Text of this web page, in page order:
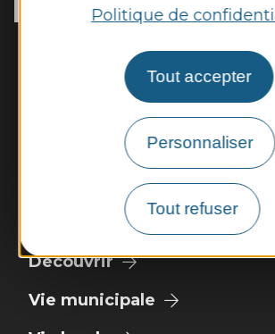
Politique de
Tout accepter
Personnaliser
Tout refuser
Tél. : 05 65 80
Horaires d'ouverture :
Lundi et mardi de 13h00 à
Mercredi de 14h00 à 16h45
Jeudi et vendredi de 13h00 à
Nous contacter
Découvrir
Vie municipale